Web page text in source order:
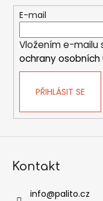
E-mail
Vložením e-mailu
ochrany osobních
PŘIHLÁSIT SE
Kontakt
info@palito.cz